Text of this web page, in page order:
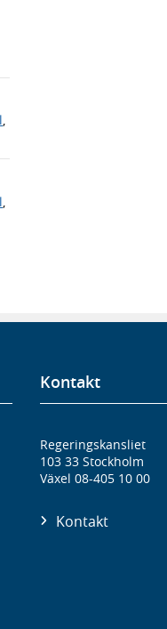
,
Kontakt
Regeringskansliet
103 33 Stockholm
Växel 08-405 10 00
Kontakt